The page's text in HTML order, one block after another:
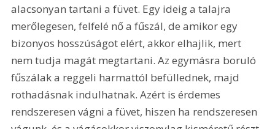
alacsonyan tartani a füvet. Egy ideig a talajra
merőlegesen, felfelé nő a fűszál, de amikor egy
bizonyos hosszúságot elért, akkor elhajlik, mert
nem tudja magát megtartani. Az egymásra boruló
fűszálak a reggeli harmattól befüllednek, majd
rothadásnak indulhatnak. Azért is érdemes
rendszeresen vágni a füvet, hiszen ha rendszeresen